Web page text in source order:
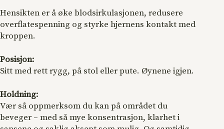
Hensikten er å øke blodsirkulasjonen, redusere
overflatespenning og styrke hjernens kontakt med
kroppen.
Posisjon:
Sitt med rett rygg, på stol eller pute. Øynene igjen.
Holdning:
Vær så oppmerksom du kan på området du
beveger – med så mye konsentrasjon, klarhet i